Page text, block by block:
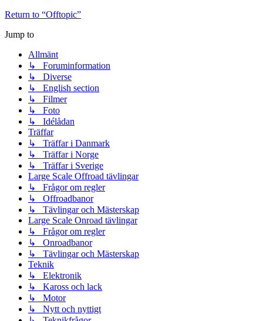
Return to “Offtopic”
Jump to
Allmänt
↳ Foruminformation
↳ Diverse
↳ English section
↳ Filmer
↳ Foto
↳ Idélådan
Träffar
↳ Träffar i Danmark
↳ Träffar i Norge
↳ Träffar i Sverige
Large Scale Offroad tävlingar
↳ Frågor om regler
↳ Offroadbanor
↳ Tävlingar och Mästerskap
Large Scale Onroad tävlingar
↳ Frågor om regler
↳ Onroadbanor
↳ Tävlingar och Mästerskap
Teknik
↳ Elektronik
↳ Kaross och lack
↳ Motor
↳ Nytt och nyttigt